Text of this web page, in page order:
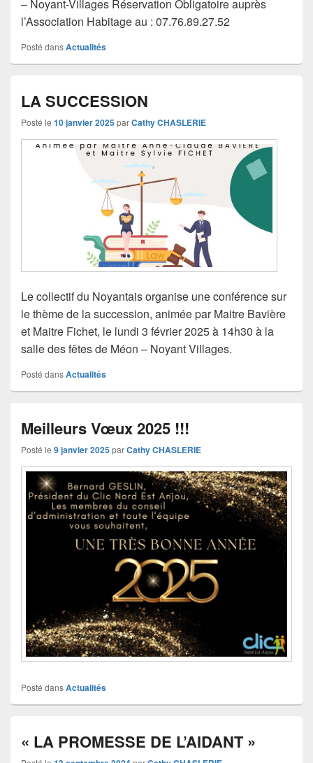
– Noyant-Villages Réservation Obligatoire auprès
l’Association Habitage au : 07.76.89.27.52
Posté dansActualités
LA SUCCESSION
Posté le 10 janvier 2025parCathy CHASLERIE
Le collectif du Noyantais organise une conférence sur
le thème de la succession, animée par Maitre Bavière
et Maitre Fichet, le lundi 3 février 2025 à 14h30 à la
salle des fêtes de Méon – Noyant Villages.
Posté dansActualités
Meilleurs Vœux 2025 !!!
Posté le 9 janvier 2025parCathy CHASLERIE
Posté dansActualités
« LA PROMESSE DE L’AIDANT »